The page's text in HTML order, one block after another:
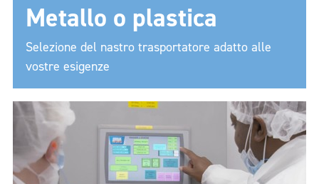
Metallo o plastica
Selezione del nastro trasportatore adatto alle
vostre esigenze